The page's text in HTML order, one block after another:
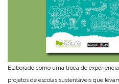
Elaborado como uma troca de
projetos de escolas sustentáveis que